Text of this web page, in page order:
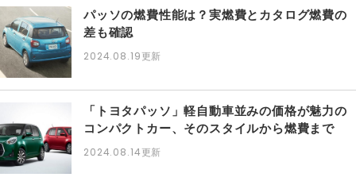
パッソの燃費性能は？実燃費とカタログ燃費の
差も確認
2024.08.19更新
「トヨタパッソ」軽自動車並みの価格が魅力の
コンパクトカー、そのスタイルから燃費まで
2024.08.14更新